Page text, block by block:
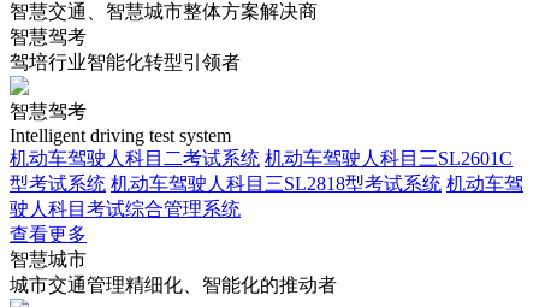
智慧交通、智慧城市整体方案解决商
智慧驾考
驾培行业智能化转型引领者
智慧驾考
Intelligent driving test system
机动车驾驶人科目二考试系统 机动车驾驶人科目三SL2601C
型考试系统 机动车驾驶人科目三SL2818型考试系统 机动车驾
驶人科目考试综合管理系统
查看更多
智慧城市
城市交通管理精细化、智能化的推动者